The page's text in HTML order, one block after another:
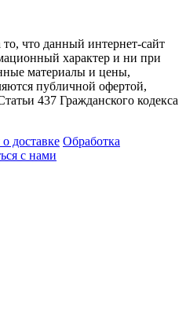
что данный интернет-сайт
характер и ни при
материалы и цены,
публичной офертой,
437 Гражданского кодекса
доставке Обработка
с нами